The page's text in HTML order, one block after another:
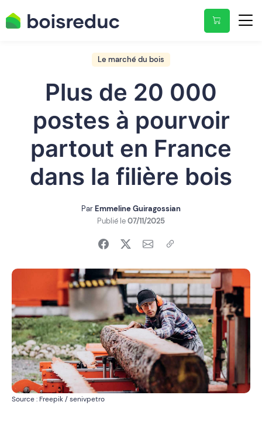
Le marché du bois
Plus de 20 000
postes à pourvoir
partout en France
dans la filière bois
ParEmmeline Guiragossian
Publié le07/11/2025
Source : Freepik / senivpetro